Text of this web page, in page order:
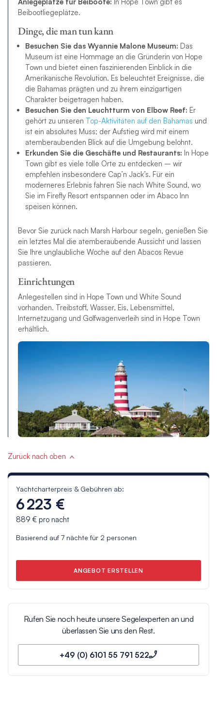
Beibootliegeplätze.
Dinge, die man tun kann
Besuchen Sie das Wyannie Malone Museum: Das
Museum ist eine Hommage an die Gründerin von Hope
Town und bietet einen faszinierenden Einblick in die
Amerikanische Revolution. Es beleuchtet Ereignisse, die
die Bahamas prägten und zu ihrem einzigartigen
Charakter beigetragen haben.
Besuchen Sie den Leuchtturm von Elbow Reef: Er
gehört zu unseren Top-Aktivitäten auf den Bahamas und
ist ein absolutes Muss; der Aufstieg wird mit einem
atemberaubenden Blick auf die Umgebung belohnt.
Erkunden Sie die Geschäfte und Restaurants: In Hope
Town gibt es viele tolle Orte zu entdecken – wir
empfehlen insbesondere Cap’n Jack’s. Für ein
moderneres Erlebnis fahren Sie nach White Sound, wo
Sie im Firefly Resort entspannen oder im Abaco Inn
speisen können.
Bevor Sie zurück nach Marsh Harbour segeln, genießen Sie
ein letztes Mal die atemberaubende Aussicht und lassen
Sie Ihre unglaubliche Woche auf den Abacos Revue
passieren.
Einrichtungen
Anlegestellen sind in Hope Town und White Sound
vorhanden. Treibstoff, Wasser, Eis, Lebensmittel,
Internetzugang und Golfwagenverleih sind in Hope Town
erhältlich.
Zurück nach oben
Yachtcharterpreis & Gebühren ab:
6 223 €
889 €pro nacht
Basierend auf 7nächte für 2 personen
ANGEBOT ERSTELLEN
Rufen Sie noch heute unsere Segelexperten an und
überlassen Sie uns den Rest.
+49 (0) 6101 55 791 522